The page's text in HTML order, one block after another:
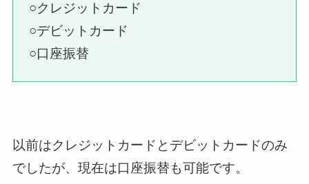
○クレジットカード
○デビットカード
○口座振替
以前はクレジットカードとデビットカードのみ
でしたが、現在は口座振替も可能です。